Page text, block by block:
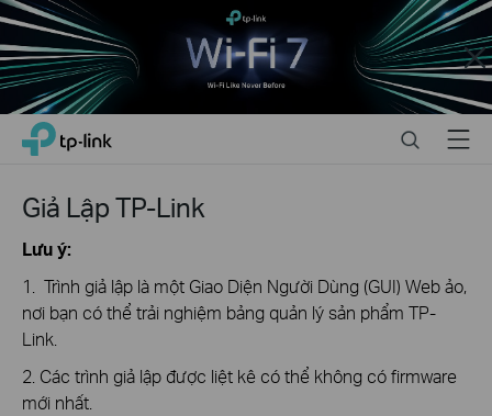
Close
Click
navigation
TP-Link, Reliably Smart SearchMenu
Giả Lập TP-Link
Lưu ý:
1. Trình giả lập là một Giao Diện Người Dùng (GUI) Web ảo,
nơi bạn có thể trải nghiệm bảng quản lý sản phẩm TP-
Link.
2. Các trình giả lập được liệt kê có thể không có firmware
mới nhất.